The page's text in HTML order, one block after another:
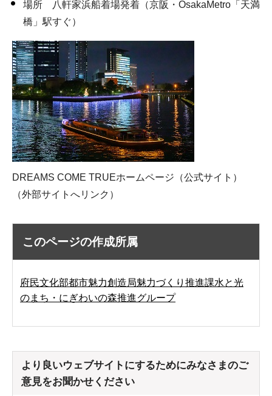
場所 八軒家浜船着場発着（京阪・OsakaMetro「天満
橋」駅すぐ）
DREAMS COME TRUEホームページ（公式サイト）
（外部サイトへリンク）
このページの作成所属
府民文化部都市魅力創造局魅力づくり推進課水と光
のまち・にぎわいの森推進グループ
より良いウェブサイトにするためにみなさまのご
意見をお聞かせください